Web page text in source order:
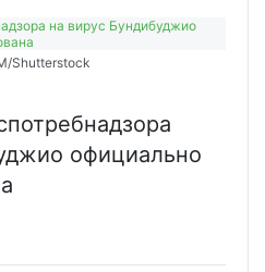
Shutterstock
официально